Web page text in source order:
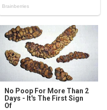
No Poop For More Than 2
Days - It's The First Sign
Of